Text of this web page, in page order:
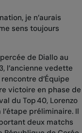
je n’aurais
sens toujours
de Diallo au
l’ancienne vedette
d’Équipe
victoire en phase de
du Top 40, Lorenzo
préliminaire. Il
deux matchs